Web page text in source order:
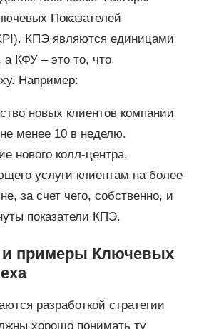
Показателей
КПЭ являются единицами
а КФУ – это то, что
Например:
новых клиентов компании
менее 10 в неделю.
нового колл-центра,
услуги клиентам на более
за счет чего, собственно, и
показатели КПЭ.
и примеры Ключевых
разработкой стратегии
хорошо понимать ту